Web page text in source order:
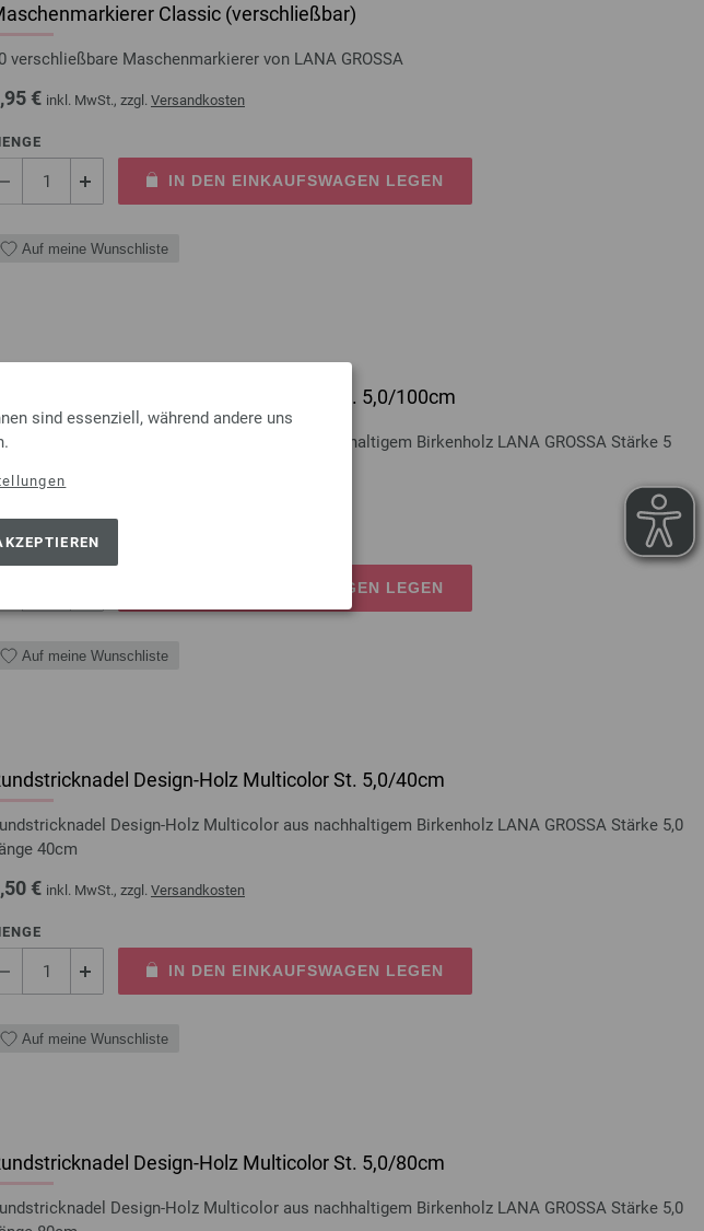
sind essenziell, während andere uns
Classic (verschließbar)
verschließbare Maschenmarkierer von LANA GROSSA
€ inkl. MwSt., zzgl. Versandkosten
IN DEN EINKAUFSWAGEN LEGEN
Auf meine Wunschliste
Rundstricknadel Design-Holz Multicolor St. 5,0/100cm
Design-Holz Multicolor aus nachhaltigem Birkenholz LANA GROSSA Stärke 5
IN DEN EINKAUFSWAGEN LEGEN
Auf meine Wunschliste
Design-Holz Multicolor St. 5,0/40cm
Design-Holz Multicolor aus nachhaltigem Birkenholz LANA GROSSA Stärke 5,0
40cm
€ inkl. MwSt., zzgl. Versandkosten
IN DEN EINKAUFSWAGEN LEGEN
Auf meine Wunschliste
Design-Holz Multicolor St. 5,0/80cm
Design-Holz Multicolor aus nachhaltigem Birkenholz LANA GROSSA Stärke 5,0